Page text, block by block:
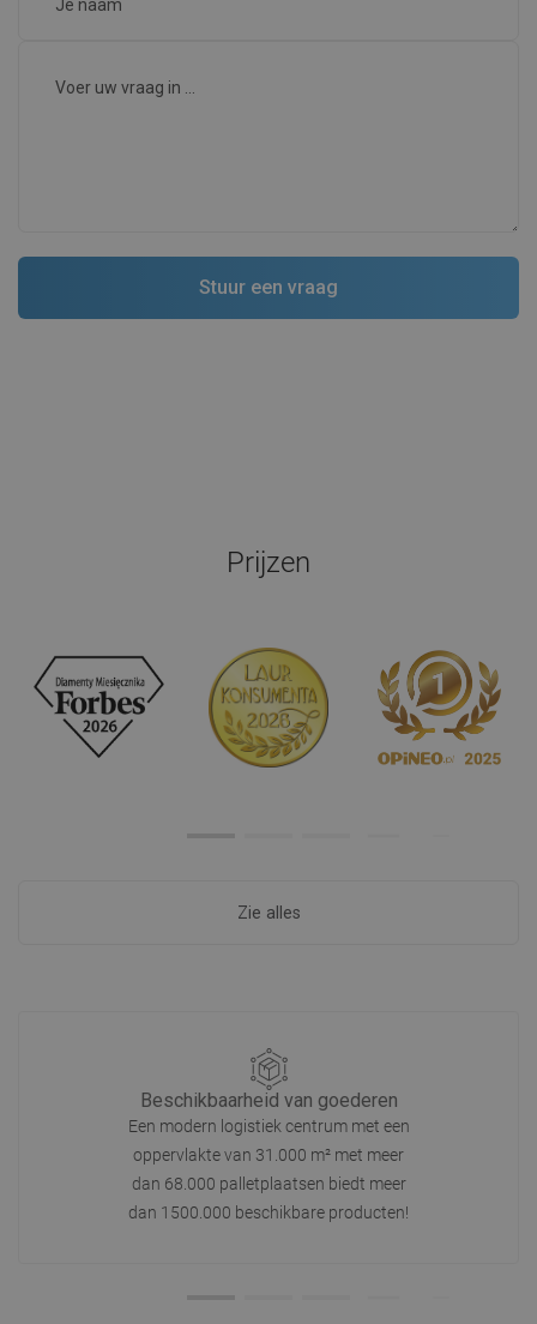
Prijzen
Zie alles
Beschikbaarheid van goederen
Een modern logistiek centrum met een
oppervlakte van 31.000 m² met meer
dan 68.000 palletplaatsen biedt meer
dan 1500.000 beschikbare producten!